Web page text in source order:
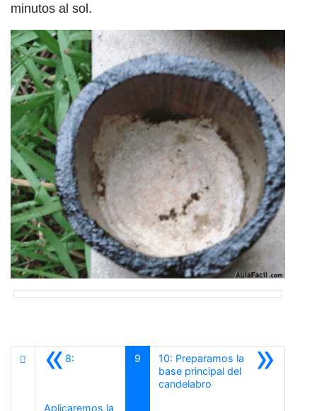
minutos al sol.
«8:
Aplicaremos la
9 »
10: Preparamos la
base principal del
candelabro